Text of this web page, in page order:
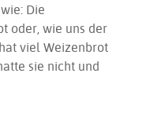
Die
oder, wie uns der
viel Weizenbrot
sie nicht und